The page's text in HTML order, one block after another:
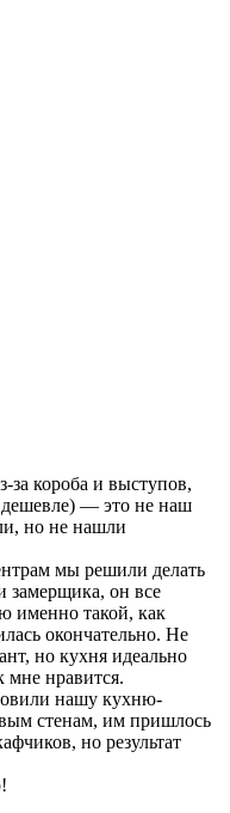
за короба и выступов,
дешевле) — это не наш
но не нашли
мы решили делать
замерщика, он все
именно такой, как
окончательно. Не
но кухня идеально
мне нравится.
нашу кухню-
стенам, им пришлось
но результат